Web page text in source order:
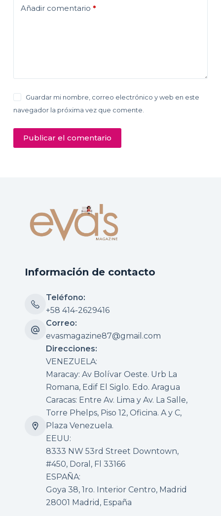
Añadir comentario *
Guardar mi nombre, correo electrónico y web en este
navegador la próxima vez que comente.
Publicar el comentario
Información de contacto
Teléfono:
+58 414-2629416
Correo:
evasmagazine87@gmail.com
Direcciones:
VENEZUELA:
Maracay: Av Bolívar Oeste. Urb La
Romana, Edif El Siglo. Edo. Aragua
Caracas: Entre Av. Lima y Av. La Salle,
Torre Phelps, Piso 12, Oficina. A y C,
Plaza Venezuela.
EEUU:
8333 NW 53rd Street Downtown,
#450, Doral, Fl 33166
ESPAÑA:
Goya 38, 1ro. Interior Centro, Madrid
28001 Madrid, España